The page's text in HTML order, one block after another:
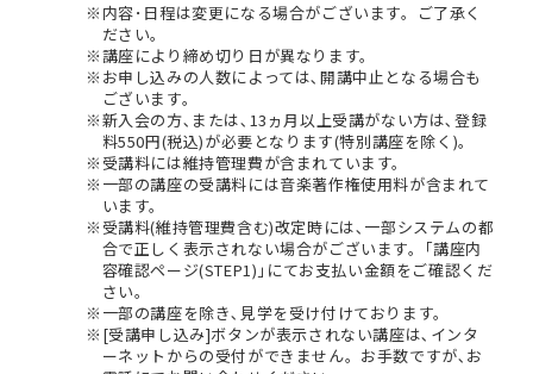
内容･日程は変更になる場合がございます。ご了承く
ださい。
講座により締め切り日が異なります。
お申し込みの人数によっては､開講中止となる場合も
ございます。
新入会の方､または､13ヵ月以上受講がない方は､登録
料550円(税込)が必要となります(特別講座を除く)。
受講料には維持管理費が含まれています。
一部の講座の受講料には音楽著作権使用料が含まれて
います。
受講料(維持管理費含む)改定時には､一部システムの都
合で正しく表示されない場合がございます。｢講座内
容確認ページ(STEP1)｣にてお支払い金額をご確認くだ
さい。
一部の講座を除き､見学を受け付けております。
[受講申し込み]ボタンが表示されない講座は､インタ
ーネットからの受付ができません。お手数ですが､お